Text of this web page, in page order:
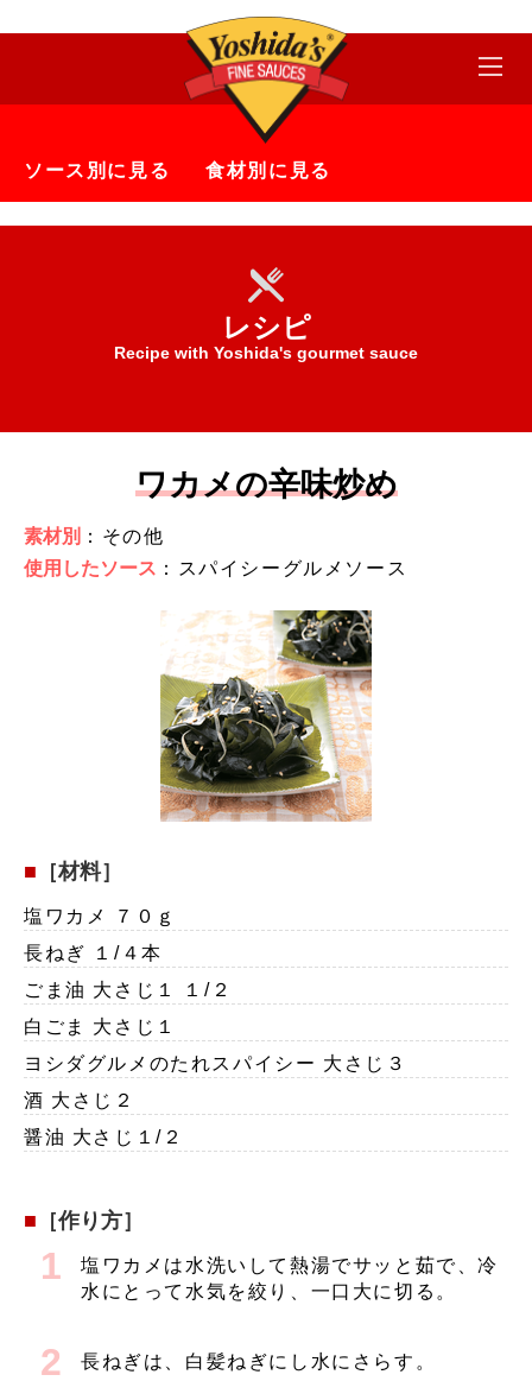
ソース別に見る 食材別に見る
レシピ
Recipe with Yoshida's gourmet sauce
ワカメの辛味炒め
素材別 ：その他
使用したソース ：スパイシーグルメソース
［材料］
塩ワカメ ７０ｇ
長ねぎ １/４本
ごま油 大さじ１ １/２
白ごま 大さじ１
ヨシダグルメのたれスパイシー 大さじ３
酒 大さじ２
醤油 大さじ１/２
［作り方］
塩ワカメは水洗いして熱湯でサッと茹で、冷
水にとって水気を絞り、一口大に切る。
長ねぎは、白髪ねぎにし水にさらす。